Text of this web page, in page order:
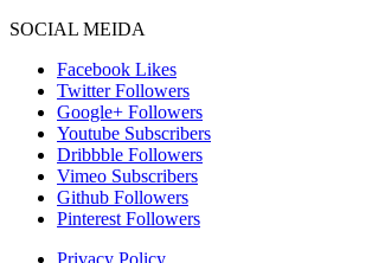
SOCIAL MEIDA
Facebook Likes
Twitter Followers
Google+ Followers
Youtube Subscribers
Dribbble Followers
Vimeo Subscribers
Github Followers
Pinterest Followers
Privacy Policy